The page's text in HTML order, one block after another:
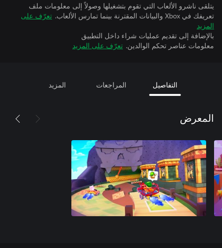
يتلقى ناشرو الألعاب التي تقوم بتشغيلها وصولاً إلى معلومات ملف
تعريفك في Xbox والبيانات المقترنة بينما تمارس الألعاب.
تعرّف على
المزيد
بالإضافة إلى تقديم عمليات شراء داخل التطبيق
معلومات عناصر تحكم الوالدين. تعرّف على المزيد
التفاصيل المراجعات المزيد
المعرض